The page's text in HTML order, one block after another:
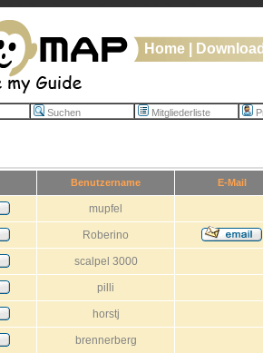
Home
Suchen Mitgliederliste
Benutzername E-Mail
mupfel
Roberino
scalpel 3000
pilli
horstj
brennerberg